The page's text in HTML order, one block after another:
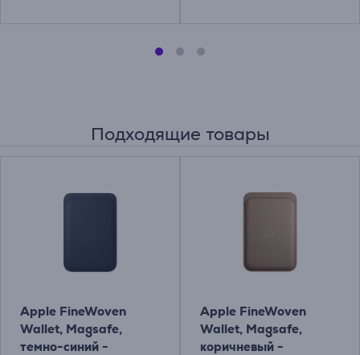
Подходящие товары
Apple FineWoven
Wallet, Magsafe,
темно-синий -
Apple FineWoven
Wallet, Magsafe,
коричневый -